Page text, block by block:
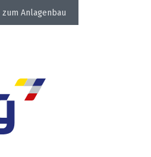
Anlagenbau